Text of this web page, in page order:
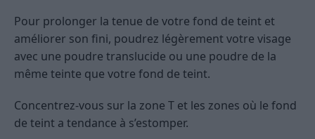
Pour prolonger la tenue de votre fond de teint et
améliorer son fini, poudrez légèrement votre visage
avec une poudre translucide ou une poudre de la
même teinte que votre fond de teint.
Concentrez-vous sur la zone T et les zones où le fond
de teint a tendance à s’estomper.